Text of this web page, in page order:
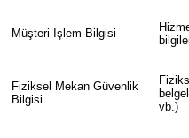
Müşteri İşlem Bilgisi
Fiziksel Mekan Güvenlik
Bilgisi
vb.)